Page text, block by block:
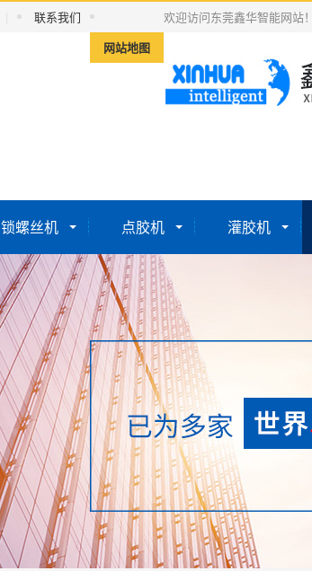
联系我们
网站地图
欢迎访问东莞鑫华智能网站！
锁螺丝机 点胶机 灌胶机